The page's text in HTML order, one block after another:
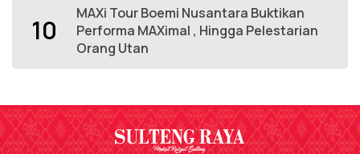
10
MAXi Tour Boemi Nusantara Buktikan
Performa MAXimal , Hingga Pelestarian
Orang Utan